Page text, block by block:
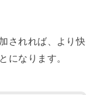
されれば、より快
になります。